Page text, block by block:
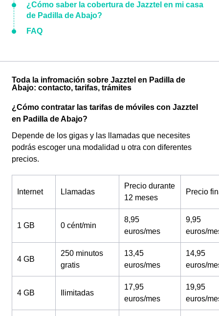
¿Cómo saber la cobertura de Jazztel en mi casa
de Padilla de Abajo?
FAQ
Toda la infromación sobre Jazztel en Padilla de
Abajo: contacto, tarifas, trámites
¿Cómo contratar las tarifas de móviles con Jazztel
en Padilla de Abajo?
Depende de los gigas y las llamadas que necesites
podrás escoger una modalidad u otra con diferentes
precios.
Internet Llamadas
Precio durante
12 meses
Precio
1 GB 0 cént/min
8,95
euros/mes
9,95
euros/
4 GB
250 minutos
gratis
13,45
euros/mes
14,95
euros/
4 GB Ilimitadas
17,95
euros/mes
19,95
euros/